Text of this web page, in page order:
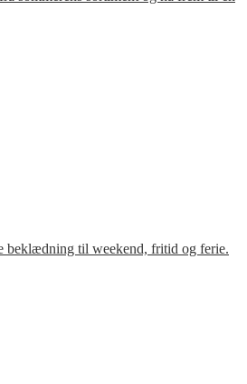
beklædning til weekend, fritid og ferie.